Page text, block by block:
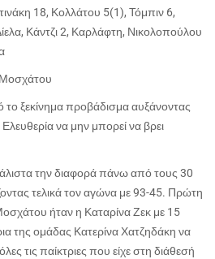
18, Κολλάτου 5(1), Τόμπιν 6,
Κάντζι 2, Καρλάφτη, Νικολοπούλου
ξεκίνημα προβάδισμα αυξάνοντας
να μην μπορεί να βρει
την διαφορά πάνω από τους 30
τελικά τον αγώνα με 93-45. Πρώτη
ήταν η Καταρίνα Ζεκ με 15
της ομάδας Κατερίνα Χατζηδάκη να
τις παίκτριες που είχε στη διάθεσή